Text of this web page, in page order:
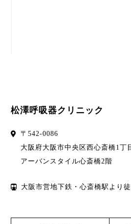
松澤呼吸器クリニック
〒542-0086
大阪府大阪市中央区西心斎橋1丁
アーバンスタイル心斎橋2階
大阪市営地下鉄・心斎橋駅より